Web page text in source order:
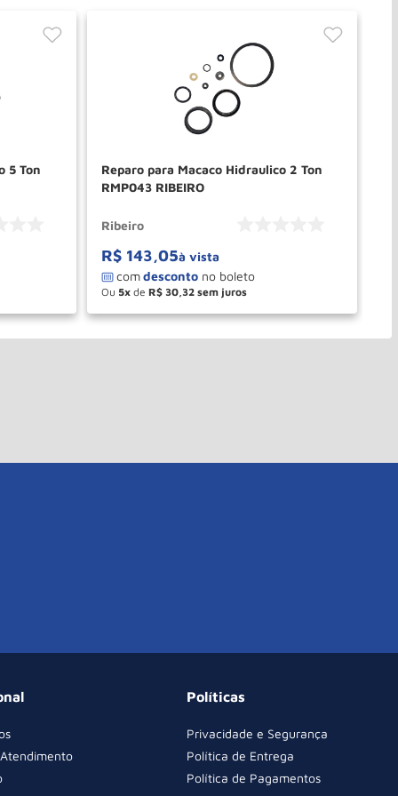
5 Ton
Reparo para Macaco Hidraulico 2 Ton
RMP043 RIBEIRO
Ribeiro
R$ 143,05à vista
Ou 5 de R$ 30,32
＋
－ COMPRAR
Políticas
Privacidade e Segurança
Política de Entrega
Política de Pagamentos